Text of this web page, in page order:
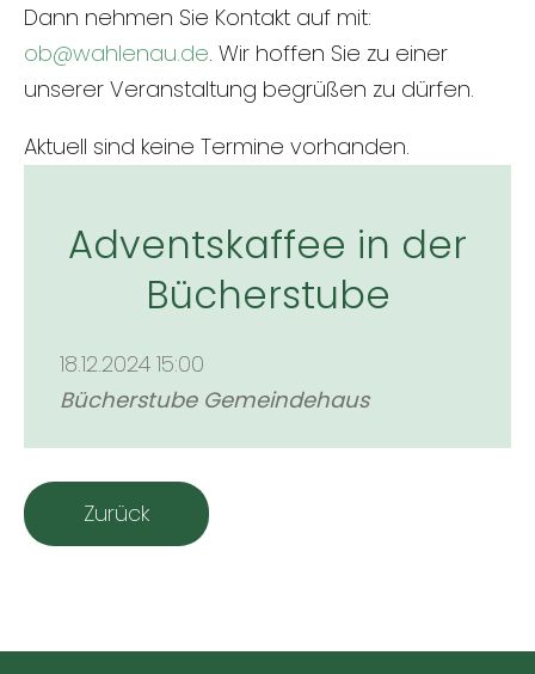
Dann nehmen Sie Kontakt auf mit:
ob@wahlenau.de. Wir hoffen Sie zu einer
unserer Veranstaltung begrüßen zu dürfen.
Aktuell sind keine Termine vorhanden.
Adventskaffee in der
Bücherstube
18.12.2024 15:00
Bücherstube Gemeindehaus
Zurück